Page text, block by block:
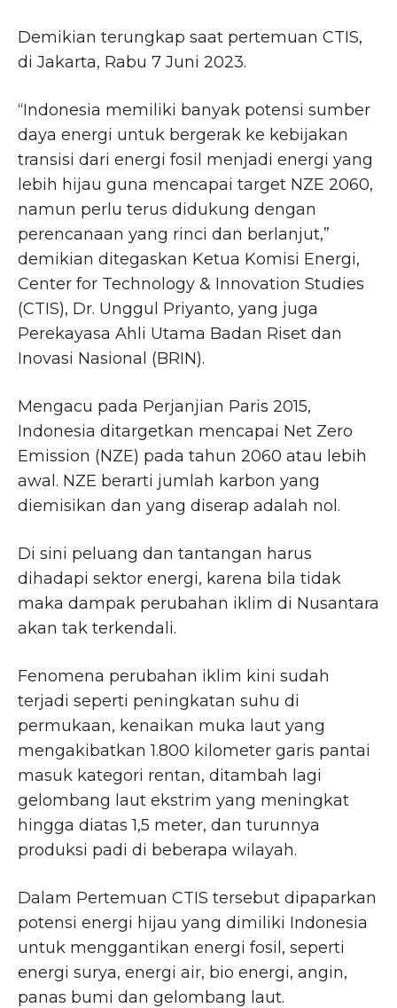
Demikian terungkap saat pertemuan CTIS,
di Jakarta, Rabu 7 Juni 2023.
“Indonesia memiliki banyak potensi sumber
daya energi untuk bergerak ke kebijakan
transisi dari energi fosil menjadi energi yang
lebih hijau guna mencapai target NZE 2060,
namun perlu terus didukung dengan
perencanaan yang rinci dan berlanjut,”
demikian ditegaskan Ketua Komisi Energi,
Center for Technology & Innovation Studies
(CTIS), Dr. Unggul Priyanto, yang juga
Perekayasa Ahli Utama Badan Riset dan
Inovasi Nasional (BRIN).
Mengacu pada Perjanjian Paris 2015,
Indonesia ditargetkan mencapai Net Zero
Emission (NZE) pada tahun 2060 atau lebih
awal. NZE berarti jumlah karbon yang
diemisikan dan yang diserap adalah nol.
Di sini peluang dan tantangan harus
dihadapi sektor energi, karena bila tidak
maka dampak perubahan iklim di Nusantara
akan tak terkendali.
Fenomena perubahan iklim kini sudah
terjadi seperti peningkatan suhu di
permukaan, kenaikan muka laut yang
mengakibatkan 1.800 kilometer garis pantai
masuk kategori rentan, ditambah lagi
gelombang laut ekstrim yang meningkat
hingga diatas 1,5 meter, dan turunnya
produksi padi di beberapa wilayah.
Dalam Pertemuan CTIS tersebut dipaparkan
potensi energi hijau yang dimiliki Indonesia
untuk menggantikan energi fosil, seperti
energi surya, energi air, bio energi, angin,
panas bumi dan gelombang laut.